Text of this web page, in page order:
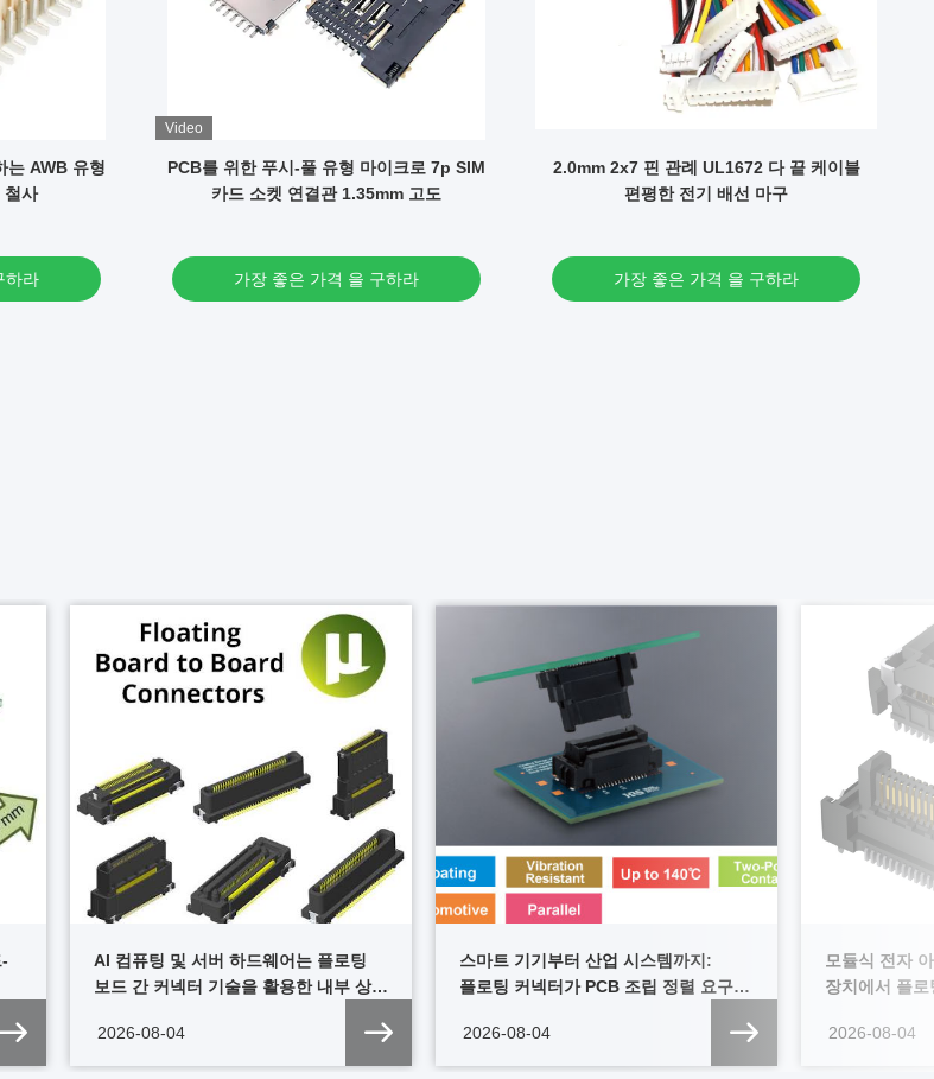
는 AWB 유형
철사
하라
Video
PCB를 위한 푸시-풀 유형 마이크로 7p SIM
카드 소켓 연결관 1.35mm 고도
가장 좋은 가격 을 구하라
2.0mm 2x7 핀 관례 UL1672 다 끝 케이블
편평한 전기 배선 마구
가장 좋은 가격 을 구하라
AI 컴퓨팅 및 서버 하드웨어는 플로팅
보드 간 커넥터 기술을 활용한 내부 상호
2026-08-04
스마트 기기부터 산업 시스템까지:
플로팅 커넥터가 PCB 조립 정렬 요구
2026-08-04
모듈식 전자
장치에서 플
2026-08-04